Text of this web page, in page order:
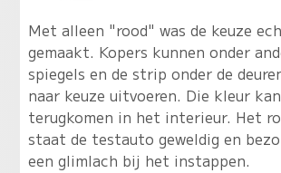
Met alleen "rood" was de keuze
gemaakt. Kopers kunnen onder
spiegels en de strip onder de
naar keuze uitvoeren. Die kleur
terugkomen in het interieur. Het
staat de testauto geweldig en
een glimlach bij het instappen.